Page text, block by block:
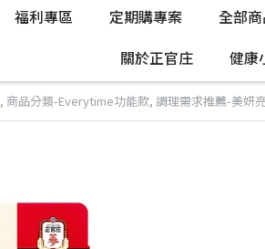
福利專區 定期購專案 全部
關於正官庄
健康
, 商品分類-Everytime功能款, 調理需求推薦-美妍